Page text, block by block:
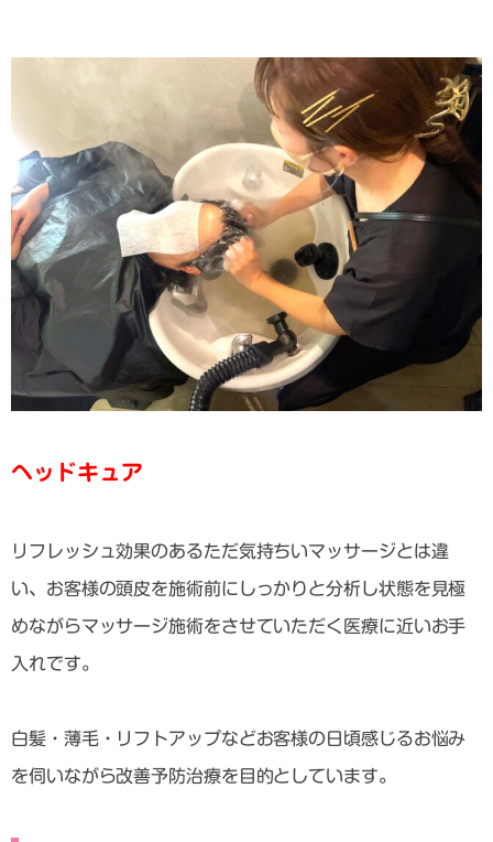
ヘッドキュア
リフレッシュ効果のあるただ気持ちいマッサージとは違
い、お客様の頭皮を施術前にしっかりと分析し状態を見極
めながらマッサージ施術をさせていただく医療に近いお手
入れです。
白髪・薄毛・リフトアップなどお客様の日頃感じるお悩み
を伺いながら改善予防治療を目的としています。